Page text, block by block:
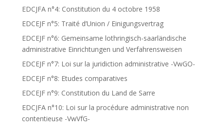
EDCJFA n°4: Constitution du 4 octobre 1958
EDCEJF n°5: Traité d’Union / Einigungsvertrag
EDCEJF n°6: Gemeinsame lothringisch-saarländische
administrative Einrichtungen und Verfahrensweisen
EDCEJF n°7: Loi sur la juridiction administrative -VwGO-
EDCEJF n°8: Etudes comparatives
EDCEJF n°9: Constitution du Land de Sarre
EDCJFA n°10: Loi sur la procédure administrative non
contentieuse -VwVfG-